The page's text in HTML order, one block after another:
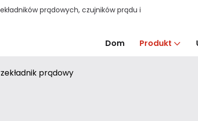
prądowych, czujników prądu i
Dom Produkt
prądowy